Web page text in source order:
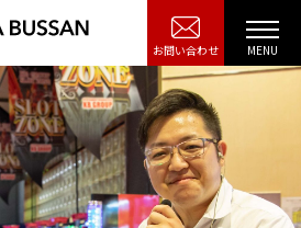
お問い合わせ